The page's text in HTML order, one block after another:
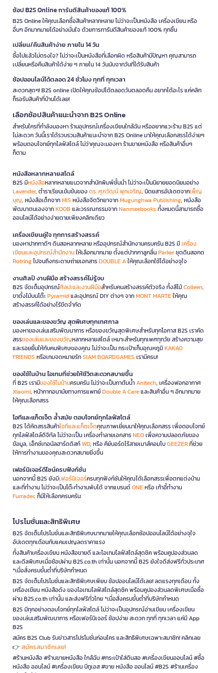
ช้อป B2S Online การันตีสินค้าของแท้ 100%
B2S Online ให้คุณเลือกซื้อสินค้าหลากหลาย ไม่ว่าจะเป็นหนังสือ เครื่องเขียน หรือ
อื่นๆ อีกมากมายได้อย่างมั่นใจ ด้วยการการันตีสินค้าของแท้ 100% ทุกชิ้น
เปลี่ยน/คืนสินค้าง่าย ภายใน 14 วัน
ซื้อไปแล้วไม่ตรงใจ? ไม่ว่าจะเป็นหนังสือที่เลือกผิด หรือสินค้ามีปัญหา คุณสามารถ
เปลี่ยนหรือคืนสินค้าได้ง่าย ๆ ภายใน 14 วันนับจากวันที่ได้รับสินค้า
ช้อปออนไลน์ได้ตลอด 24 ชั่วโมง ทุกที่ ทุกเวลา
สะดวกสุดๆ! B2S online เปิดให้คุณช้อปได้ตลอดวันตลอดคืน อยากได้อะไร แค่คลิก
ก็รอรับสินค้าที่บ้านได้เลย!
เลือกช้อปสินค้าแนะนำจาก B2S Online
สำหรับใครที่กำลังมองหา ร้านอุปกรณ์เครื่องเขียนใกล้ฉัน หรืออยากแวะร้าน B2S แต่
ไม่สะดวก วันนี้เราได้รวบรวมสินค้าแนะนำจาก B2S Online มาให้คุณเลือกสรรได้ง่ายๆ
พร้อมตอบโจทย์ทุกไลฟ์สไตล์ ไม่ว่าคุณจะมองหา ร้านขายหนังสือ หรือสินค้าอื่นๆ
ก็ตาม
หนังสือหลากหลายสไตล์
B2S มีหนังสือหลากหลายแนวจากสำนักพิมพ์ชั้นนำ ไม่ว่าจะเป็นนิยายยอดนิยมอย่าง
Lavender, ตำราเรียนเข้มข้นของดร. ศุภวัฒน์ พุกเจริญ, นิตยสารอัปเดตจากเพ็ญ
บุญ, หนังสือเด็กจากMIS หนังสือจิตวิทยาจากMugunghwa Publishing, หนังสือ
พัฒนาตนเองจากKOOB และวรรณกรรมจากNanmeebooks ทั้งหมดนี้สามารถซื้อ
ออนไลน์ได้อย่างง่ายดายเพียงคลิกเดียว
เครื่องเขียนคู่ใจ ทุกการสร้างสรรค์
มองหาปากกาดีๆ ดินสอหลากหลาย หรืออุปกรณ์สำนักงานครบครัน B2S มีเครื่อง
เขียนและอุปกรณ์สำนักงานให้เลือกมากมาย ตั้งแต่ปากกาลูกลื่นParkerชุดดินสอกด
Rotringไปจนถึงกระดาษถ่ายเอกสารDOUBLE Aให้คุณเลือกใช้ได้อย่างจุใจ
งานศิลป์ งานฝีมือ สร้างสรรค์ไม่รู้จบ
B2S จัดเต็มอุปกรณ์ศิลปะและงานฝีมือสำหรับคนสร้างสรรค์ตัวจริง ทั้งสีไม้Colleen,
ขาตั้งไม้บนโต๊ะPyramidและอุปกรณ์ DIY ต่างๆ จากMONT MARTEให้คุณ
สร้างสรรค์ได้อย่างไร้ขีดจำกัด
ของเล่นและของขวัญ สุดพิเศษทุกเทศกาล
มองหาของเล่นเสริมพัฒนาการ หรือของขวัญสุดพิเศษสำหรับทุกโอกาส B2S เราคัด
สรรของเล่นและของขวัญหลากหลายสไตล์ เหมาะสำหรับทุกเพศทุกวัย สร้างความสุข
และรอยยิ้มให้กับคนพิเศษของคุณ ไม่ว่าจะเป็น กระเป๋าเก็บอุณหภูมิKAKAO
FRIENDS หรือเกมจดหมายรักSIAM BOARDGAMES เรามีครบ!
ของใช้ในบ้าน ไอเทมที่ช่วยให้ชีวิตสะดวกสบายขึ้น
ที่ B2S เรามีของใช้ในบ้านครบครัน ไม่ว่าจะเป็นกาต้มน้ำAnitech, เครื่องฟอกอากาศ
Xiaomi, หน้ากากอนามัยทางการแพทย์Double A Careและสินค้าอื่น ๆ อีกมากมาย
ให้คุณเลือกสรร
ไอทีและแก็ดเจ็ต ล้ำสมัย ตอบโจทย์ทุกไลฟ์สไตล์
B2S ได้คัดสรรสินค้าไอทีและแก็ดเจ็ตคุณภาพเยี่ยมมาให้คุณเลือกสรร เพื่อตอบโจทย์
ทุกไลฟ์สไตล์ดิจิทัล ไม่ว่าจะเป็น เครื่องทำลายเอกสารNEOเพื่อความปลอดภัยของ
ข้อมูล, เอ็กซ์เทอนัลฮาร์ดดิสก์WD, หรือ คีย์บอร์ดไร้สายเมาส์คอมโบGEEZERที่ช่วย
ให้การทำงานของคุณสะดวกสบายยิ่งขึ้น
เฟอร์นิเจอร์ดีไซน์ครบฟังก์ชั่น
นอกจากนี้ B2S ยังมีเฟอร์นิเจอร์ครบทุกฟังก์ชันให้คุณได้เลือกสรรเพื่อตกแต่งบ้าน
และที่ทำงาน ไม่ว่าจะเป็นโต๊ะทำงานพับได้ จากแบรนด์ONEหรือ เก้าอี้ทำงาน
Furradecก็มีให้เลือกครบครัน
โปรโมชั่นและสิทธิพิเศษ
B2S จัดเต็มโปรโมชั่นและสิทธิพิเศษมากมายให้คุณเลือกช้อปออนไลน์ได้อย่างจุใจ
อัปเดตทุกเดือนกับแคมเปญลดราคาแรง
ทั้งสินค้าเครื่องเขียน หนังสือขายดี และไอเทมไลฟ์สไตล์สุดชิค พร้อมคูปองส่วนลด
และดีลพิเศษเมื่อช้อปผ่าน B2S.co.th เท่านั้น นอกจากนี้ B2S ยังใจดีส่งฟรีทั่วประเทศ
*เมื่อสั่งครบขั้นต่ำที่บริษัทกำหนด
B2S จัดเต็มโปรโมชั่นและสิทธิพิเศษเพียบ ช้อปออนไลน์ได้เลย! ลดแรงทุกเดือน ทั้ง
เครื่องเขียน หนังสือดัง ของไอเทมไลฟ์สไตล์สุดชิค พร้อมคูปองส่วนลดพิเศษเมื่อซื้อ
ผ่าน B2S.co.th เท่านั้น และส่งฟรีทั่วไทย *เมื่อสั่งครบขั้นต่ำที่บริษัทกำหนด
B2S มีทุกอย่างตอบโจทย์ทุกไลฟ์สไตล์ ไม่ว่าจะเป็นอุปกรณ์อ่านเขียน เครื่องเขียน
ของเล่นเสริมพัฒนาการ หรือเฟอร์นิเจอร์ ช้อปง่าย สะดวก ทุกที่ ทุกเวลา แค่มี App
B2S
สมัคร B2S Club รับข่าวสารโปรโมชั่นก่อนใคร และสิทธิพิเศษเฉพาะสมาชิก! คลิกเลย
👉 สมัครสมาชิกเลย!
#ร้านหนังสือ #ร้านขายหนังสือ ใกล้ฉัน #กระเป๋าใส่ดินสอ #เครื่องเขียนออนไลน์ #ซื้อ
หนังสือ ออนไลน์ #เครื่องเขียน บีทูเอส #ขาย หนังสือ ออนไลน์ #B2S #ร้านเครื่อง